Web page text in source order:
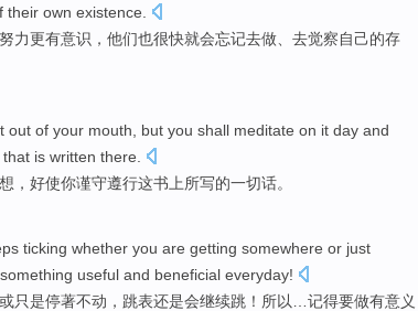
their own existence.
努力更有意识 ， 他们也很快就会忘记去做、去觉察自己的存
out of your mouth , but you shall meditate on it day and
that is written there.
，好使你谨守遵行这书上所写的一切话。
ticking whether you are getting somewhere or just
something useful and beneficial everyday!
或只是停著不动 ， 跳表还是会继续跳！ 所以 记得要做有意义